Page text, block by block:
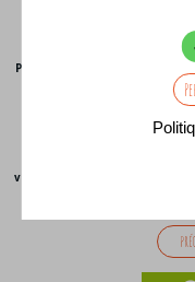
Présence dans le Courrier de
du
Si vous voulez en
vaste-etude-pour-donner-un-